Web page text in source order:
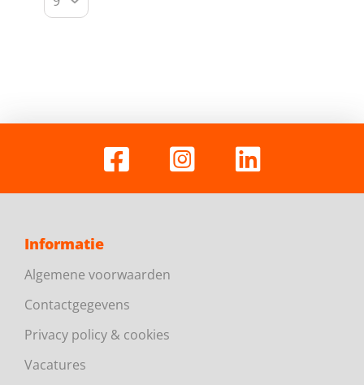
Informatie
Algemene voorwaarden
Contactgegevens
Privacy policy & cookies
Vacatures